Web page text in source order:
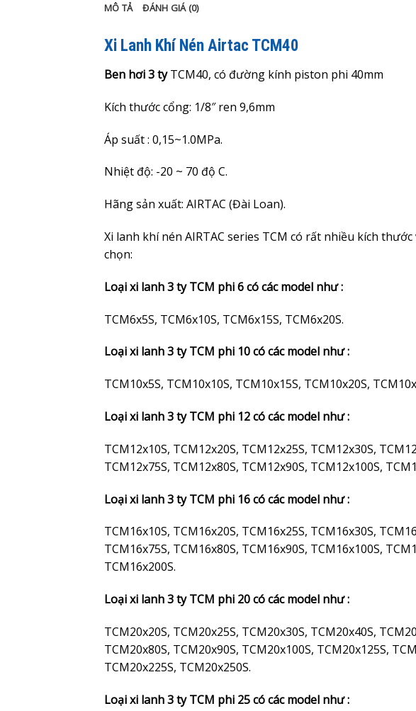
MÔ TẢ ĐÁNH GIÁ (0)
Xi Lanh Khí Nén Airtac TCM40
Ben hơi 3 tyTCM40, có đường kính piston phi 40mm
Kích thước cổng: 1/8″ ren 9,6mm
Áp suất : 0,15~1.0MPa.
Nhiệt độ: -20 ~ 70 độ C.
Hãng sản xuất: AIRTAC (Đài Loan).
Xi lanh khí nén AIRTAC series TCM có rất nhiều kích
chọn:
Loại xi lanh 3 ty TCM phi 6 có các model như :
TCM6x5S, TCM6x10S, TCM6x15S, TCM6x20S.
Loại xi lanh 3 ty TCM phi 10 có các model như :
TCM10x5S, TCM10x10S, TCM10x15S, TCM10x20S,
Loại xi lanh 3 ty TCM phi 12 có các model như :
TCM12x10S, TCM12x20S, TCM12x25S, TCM12x30S,
TCM12x75S, TCM12x80S, TCM12x90S, TCM12x100S,
Loại xi lanh 3 ty TCM phi 16 có các model như :
TCM16x10S, TCM16x20S, TCM16x25S, TCM16x30S,
TCM16x75S, TCM16x80S, TCM16x90S, TCM16x100S,
TCM16x200S.
Loại xi lanh 3 ty TCM phi 20 có các model như :
TCM20x20S, TCM20x25S, TCM20x30S, TCM20x40S,
TCM20x80S, TCM20x90S, TCM20x100S, TCM20x125S,
TCM20x225S, TCM20x250S.
Loại xi lanh 3 ty TCM phi 25 có các model như :